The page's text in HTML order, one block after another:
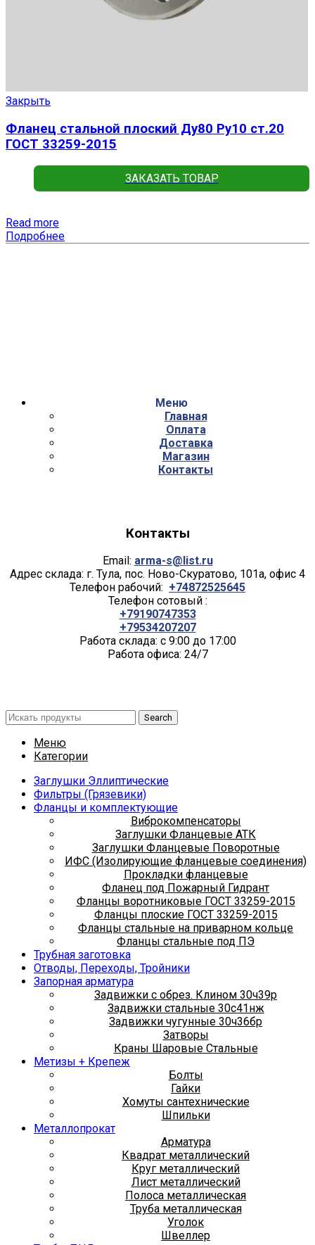
Закрыть
Фланец стальной плоский Ду80 Ру10 ст.20
ГОСТ 33259-2015
ЗАКАЗАТЬ ТОВАР
Read more
Подробнее
Меню
Главная
Оплата
Доставка
Магазин
Контакты
Контакты
Email: arma-s@list.ru
Адрес склада: г. Тула, пос. Ново-Скуратово, 101а, офис 4
Телефон рабочий: +74872525645
Телефон сотовый :
+79190747353
+79534207207
Работа склада: с 9:00 до 17:00
Работа офиса: 24/7
Search
Меню
Категории
Заглушки Эллиптические
Фильтры (Грязевики)
Фланцы и комплектующие
Виброкомпенсаторы
Заглушки Фланцевые АТК
Заглушки Фланцевые Поворотные
ИФС (Изолирующие фланцевые соединения)
Прокладки фланцевые
Фланец под Пожарный Гидрант
Фланцы воротниковые ГОСТ 33259-2015
Фланцы плоские ГОСТ 33259-2015
Фланцы стальные на приварном кольце
Фланцы стальные под ПЭ
Трубная заготовка
Отводы, Переходы, Тройники
Запорная арматура
Задвижки с обрез. Клином 30ч39р
Задвижки стальные 30с41нж
Задвижки чугунные 30ч36бр
Затворы
Краны Шаровые Стальные
Метизы + Крепеж
Болты
Гайки
Хомуты сантехнические
Шпильки
Металлопрокат
Арматура
Квадрат металлический
Круг металлический
Лист металлический
Полоса металлическая
Труба металлическая
Уголок
Швеллер